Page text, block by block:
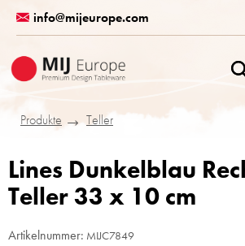
Inhalt
springen
info@mijeurope.com
Produkte Teller
Lines Dunkelblau
Teller 33 x 10 cm
Artikelnummer: MIJC7849